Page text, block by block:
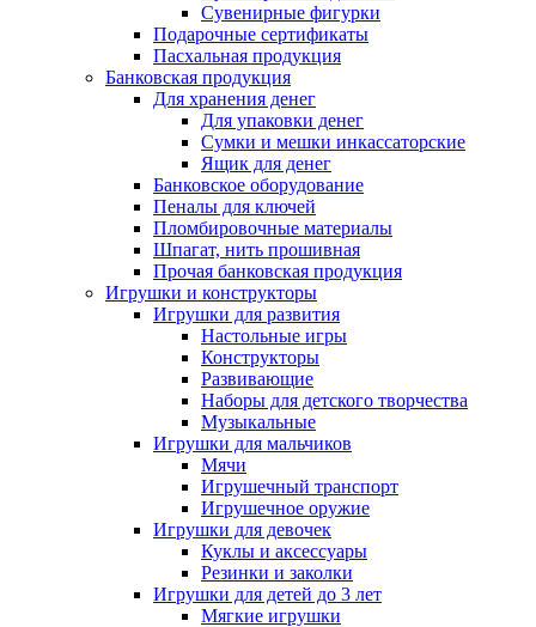
Сувенирные фигурки
Подарочные сертификаты
Пасхальная продукция
Банковская продукция
Для хранения денег
Для упаковки денег
Сумки и мешки инкассаторские
Ящик для денег
Банковское оборудование
Пеналы для ключей
Пломбировочные материалы
Шпагат, нить прошивная
Прочая банковская продукция
Игрушки и конструкторы
Игрушки для развития
Настольные игры
Конструкторы
Развивающие
Наборы для детского творчества
Музыкальные
Игрушки для мальчиков
Мячи
Игрушечный транспорт
Игрушечное оружие
Игрушки для девочек
Куклы и аксессуары
Резинки и заколки
Игрушки для детей до 3 лет
Мягкие игрушки